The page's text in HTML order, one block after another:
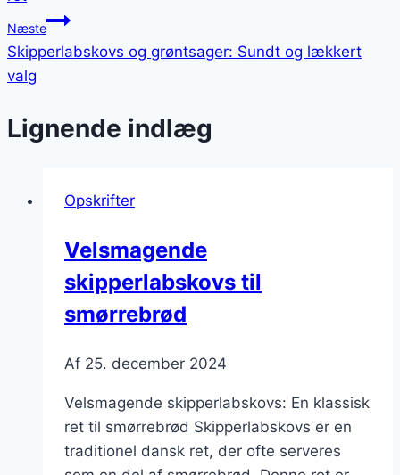
Næste
Skipperlabskovs og grøntsager: Sundt og lækkert
valg
Lignende indlæg
Opskrifter
Velsmagende
skipperlabskovs til
smørrebrød
Af 25. december 2024
Velsmagende skipperlabskovs: En klassisk
ret til smørrebrød Skipperlabskovs er en
traditionel dansk ret, der ofte serveres